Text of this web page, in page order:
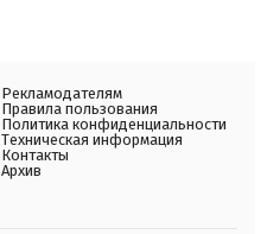
Рекламодателям
Правила пользования
Политика конфиденциальности
Техническая информация
Контакты
Архив